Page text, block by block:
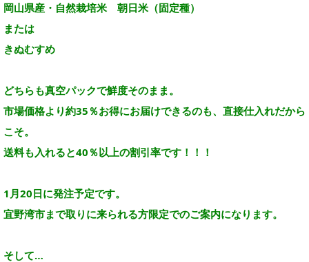
岡山県産・自然栽培米 朝日米（固定種）
または
きぬむすめ
どちらも真空パックで鮮度そのまま。
市場価格より約35％お得にお届けできるのも、直接仕入れだから
こそ。
送料も入れると40％以上の割引率です！！！
1月20日に発注予定です。
宜野湾市まで取りに来られる方限定でのご案内になります。
そして…